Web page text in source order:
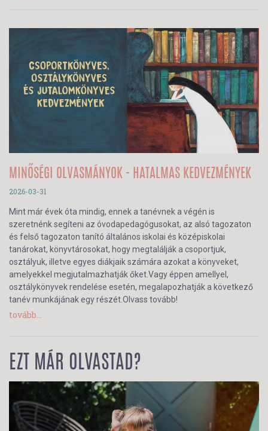
MINŐSÉGI OLVASMÁNYOK - HATALMAS KEDVEZMÉNYEK
2026-03-31
Mint már évek óta mindig, ennek a tanévnek a végén is
szeretnénk segíteni az óvodapedagógusokat, az alsó tagozaton
és felső tagozaton tanító általános iskolai és középiskolai
tanárokat, könyvtárosokat, hogy megtalálják a csoportjuk,
osztályuk, illetve egyes diákjaik számára azokat a könyveket,
amelyekkel megjutalmazhatják őket.Vagy éppen amellyel,
osztálykönyvek rendelése esetén, megalapozhatják a következő
tanév munkájának egy részét.Olvass tovább!
tovább...
EZT MÁR OLVASTAD?